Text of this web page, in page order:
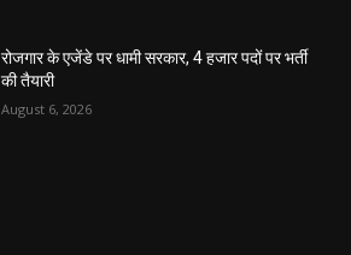
रोजगार के एजेंडे पर धामी सरकार, 4 हजार पदों पर भर्ती
की तैयारी
August 6, 2026